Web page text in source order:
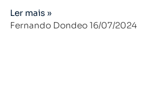
Ler mais »
Fernando Dondeo16/07/2024